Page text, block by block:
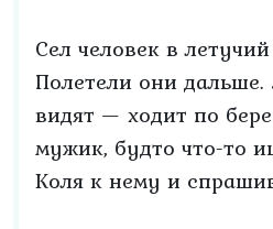
Сел человек в
Полетели они дальше.
видят — ходит по
мужик, будто что-то
Коля к нему и